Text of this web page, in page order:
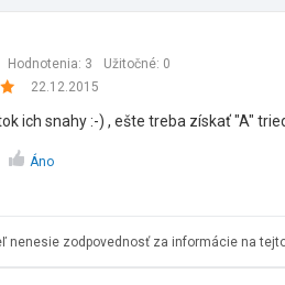
Hodnotenia: 3 Užitočné: 0
22.12.2015
ich snahy :-) , ešte treba získať "A"
Áno
nenesie zodpovednosť za informácie na